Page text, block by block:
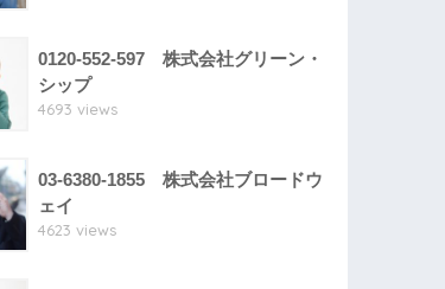
0120-552-597 株式会社グリーン・
シップ
4693 views
03-6380-1855 株式会社ブロードウ
ェイ
4623 views